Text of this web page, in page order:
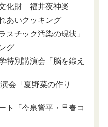
化財 福井夜神楽
あいクッキング
スチック汚染の現状」
グ
特別講演会「脳を鍛え
会「夏野菜の作り
ト「今泉響平・早春コ